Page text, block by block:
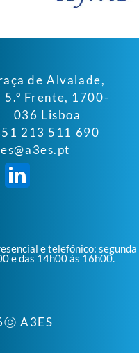
de Alvalade,
5.º Frente, 1700-
036 Lisboa
213 511 690
e telefónico: segunda
e das 14h00 às 16h00.
ⓒ A3ES